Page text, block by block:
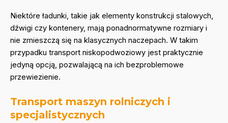
Niektóre ładunki, takie jak elementy konstrukcji stalowych,
dźwigi czy kontenery, mają ponadnormatywne rozmiary i
nie zmieszczą się na klasycznych naczepach. W takim
przypadku transport niskopodwoziowy jest praktycznie
jedyną opcją, pozwalającą na ich bezproblemowe
przewiezienie.
Transport maszyn rolniczych i
specjalistycznych